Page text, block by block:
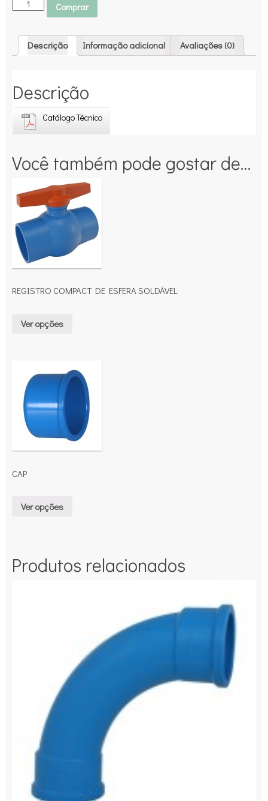
Comprar
Descrição Informação adicional Avaliações (0)
Descrição
Catálogo Técnico
Você também pode gostar de…
REGISTRO COMPACT DE ESFERA SOLDÁVEL
Ver opções
CAP
Ver opções
Produtos relacionados